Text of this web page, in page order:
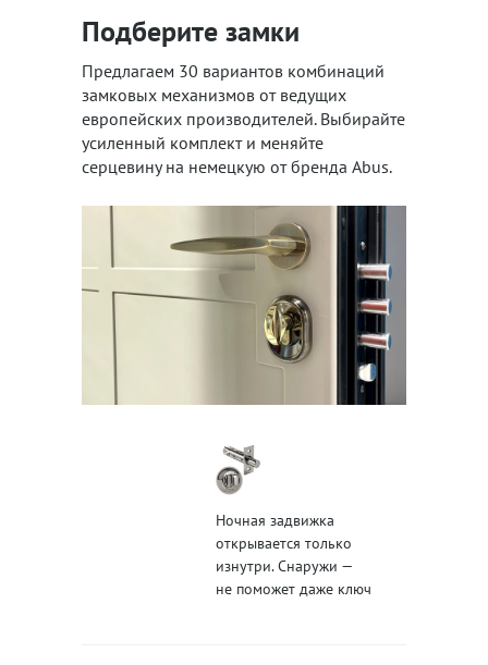
Подберите замки
Предлагаем 30 вариантов комбинаций
замковых механизмов от ведущих
европейских производителей. Выбирайте
усиленный комплект и меняйте
серцевину на немецкую от бренда Abus.
Ночная задвижка
открывается только
изнутри. Снаружи —
не поможет даже ключ